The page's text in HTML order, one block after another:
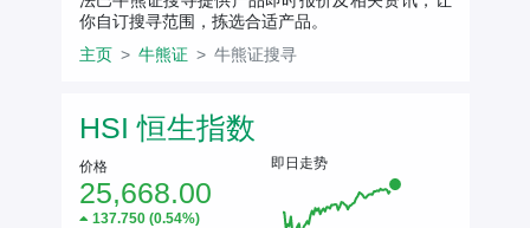
你自订搜寻范围，拣选合适产品。
主页
牛熊证 牛熊证搜寻
相关资产报价
HSI 恒生指数
价格
25,668.00
137.750 (0.54%)
即日走势